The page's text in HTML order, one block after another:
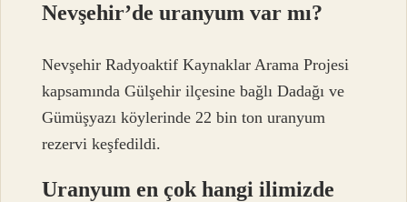
Nevşehir’de uranyum var mı?
Nevşehir Radyoaktif Kaynaklar Arama Projesi
kapsamında Gülşehir ilçesine bağlı Dadağı ve
Gümüşyazı köylerinde 22 bin ton uranyum
rezervi keşfedildi.
Uranyum en çok hangi ilimizde